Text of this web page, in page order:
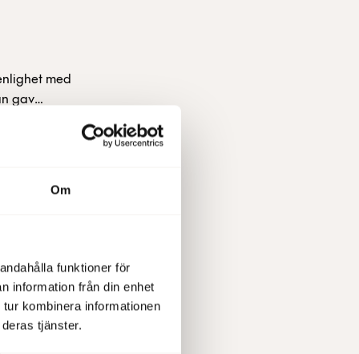
Om
funktioner för
information från din enhet
kombinera informationen
tjänster.
bil,
med
att
med
gav
Fabeges